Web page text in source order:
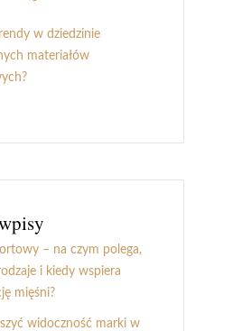
w dziedzinie
materiałów
– na czym polega,
i kiedy wspiera
mięśni?
widoczność marki w